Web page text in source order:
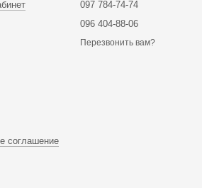
соглашение
097 784-74-74
096 404-88-06
Перезвонить вам?